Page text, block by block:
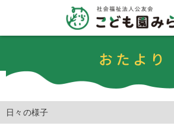
おたより
日々の様子